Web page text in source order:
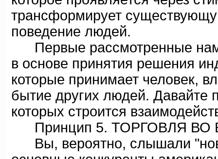
трансформирует
поведение людей.
Первые рассмотренные
в основе принятия решения
которые принимает человек,
бытие других людей. Давайте
которых строится
Принцип 5. ТОРГОВЛЯ ВО
Вы, вероятно, слышали